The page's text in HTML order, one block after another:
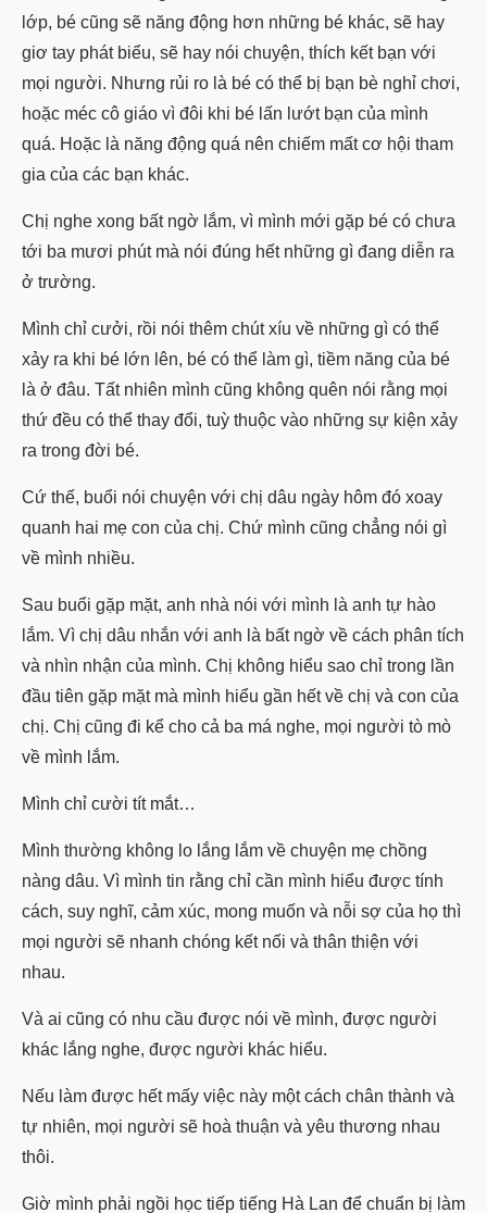
lớp, bé cũng sẽ năng động hơn những bé khác, sẽ hay
giơ tay phát biểu, sẽ hay nói chuyện, thích kết bạn với
mọi người. Nhưng rủi ro là bé có thể bị bạn bè nghỉ chơi,
hoặc méc cô giáo vì đôi khi bé lấn lướt bạn của mình
quá. Hoặc là năng động quá nên chiếm mất cơ hội tham
gia của các bạn khác.
Chị nghe xong bất ngờ lắm, vì mình mới gặp bé có chưa
tới ba mươi phút mà nói đúng hết những gì đang diễn ra
ở trường.
Mình chỉ cưởi, rồi nói thêm chút xíu về những gì có thể
xảy ra khi bé lớn lên, bé có thể làm gì, tiềm năng của bé
là ở đâu. Tất nhiên mình cũng không quên nói rằng mọi
thứ đều có thể thay đổi, tuỳ thuộc vào những sự kiện xảy
ra trong đời bé.
Cứ thế, buổi nói chuyện với chị dâu ngày hôm đó xoay
quanh hai mẹ con của chị. Chứ mình cũng chẳng nói gì
về mình nhiều.
Sau buổi gặp mặt, anh nhà nói với mình là anh tự hào
lắm. Vì chị dâu nhắn với anh là bất ngờ về cách phân tích
và nhìn nhận của mình. Chị không hiểu sao chỉ trong lần
đầu tiên gặp mặt mà mình hiểu gần hết về chị và con của
chị. Chị cũng đi kể cho cả ba má nghe, mọi người tò mò
về mình lắm.
Mình chỉ cười tít mắt…
Mình thường không lo lắng lắm về chuyện mẹ chồng
nàng dâu. Vì mình tin rằng chỉ cần mình hiểu được tính
cách, suy nghĩ, cảm xúc, mong muốn và nỗi sợ của họ thì
mọi người sẽ nhanh chóng kết nối và thân thiện với
nhau.
Và ai cũng có nhu cầu được nói về mình, được người
khác lắng nghe, được người khác hiểu.
Nếu làm được hết mấy việc này một cách chân thành và
tự nhiên, mọi người sẽ hoà thuận và yêu thương nhau
thôi.
Giờ mình phải ngồi học tiếp tiếng Hà Lan để chuẩn bị làm